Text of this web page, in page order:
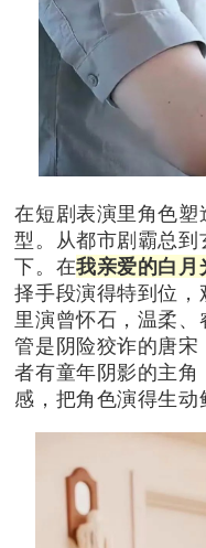
在短剧表演里角色
型。从都市剧霸总
下。在我亲爱的白月
择手段演得特到位，
里演曾怀石，温柔
管是阴险狡诈的唐
者有童年阴影的主
感，把角色演得生动